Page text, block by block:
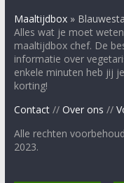
Maaltijdbox»
Alles wat je moet
maaltijdbox chef. De
informatie over
enkele minuten heb jij
korting!
Contact// Over ons //
Alle rechten
2023.